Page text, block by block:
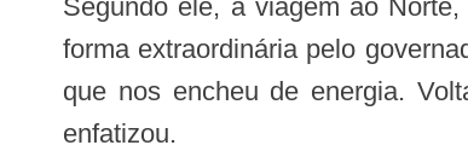
Segundo ele, a viagem ao Norte, especialmente ao Pará, com a equipe do Conass, foi transformadora. “Fomos recebidos de
forma extraordinária pelo
que nos encheu de energia.
enfatizou.